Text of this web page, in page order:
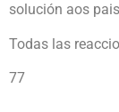
solución aos
Todas las
77